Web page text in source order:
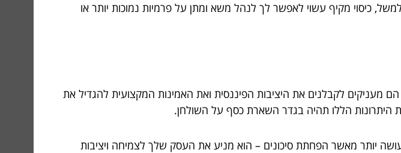
כיסוי מקיף עשוי לאפשר לך לנהל משא ומתן על פרמיות נמוכות יותר או
מעניקים לקבלנים את היציבות הפיננסית ואת האמינות המקצועית להגדיל את
היתרונות הללו תהיה בגדר השארת כסף על השולחן.
יותר מאשר הפחתת סיכונים – הוא מניע את העסק שלך לצמיחה ויציבות